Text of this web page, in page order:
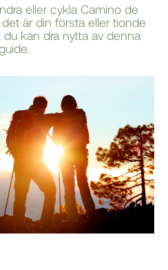
eller cykla Camino de
är din första eller tionde
kan dra nytta av denna